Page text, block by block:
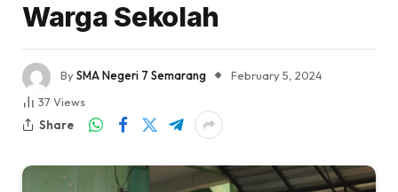
Warga Sekolah
BySMA Negeri 7 Semarang
February 5, 2024
37 Views
Share